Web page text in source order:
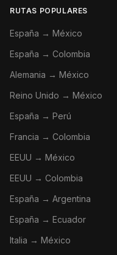
RUTAS POPULARES
España → México
España → Colombia
Alemania → México
Reino Unido → México
España → Perú
Francia → Colombia
EEUU → México
EEUU → Colombia
España → Argentina
España → Ecuador
Italia → México